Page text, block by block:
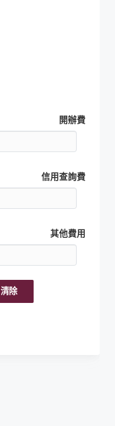
開辦費
信用查詢費
其他費用
清除